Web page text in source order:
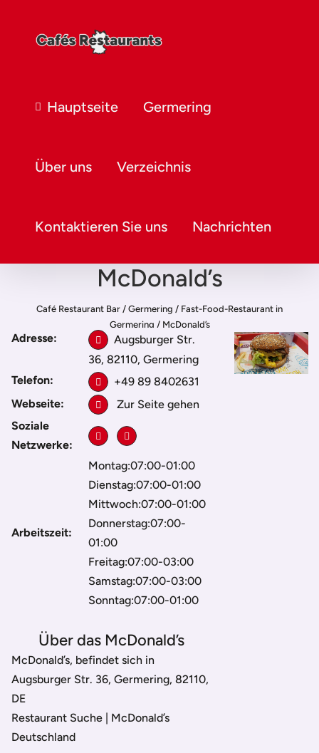
Hauptseite Germering
Über uns Verzeichnis
Kontaktieren Sie uns Nachrichten
McDonald’s
Café Restaurant Bar / Germering / Fast-Food-Restaurant in
Germering / McDonald’s
Adresse:
Augsburger Str.
36, 82110, Germering
Telefon:
+49 89 8402631
Webseite:
Zur Seite gehen
Soziale
Netzwerke:
Arbeitszeit:
Montag:07:00-01:00
Dienstag:07:00-01:00
Mittwoch:07:00-01:00
Donnerstag:07:00-
01:00
Freitag:07:00-03:00
Samstag:07:00-03:00
Sonntag:07:00-01:00
Über das McDonald’s
McDonald’s, befindet sich in
Augsburger Str. 36, Germering, 82110,
DE
Restaurant Suche | McDonald’s
Deutschland